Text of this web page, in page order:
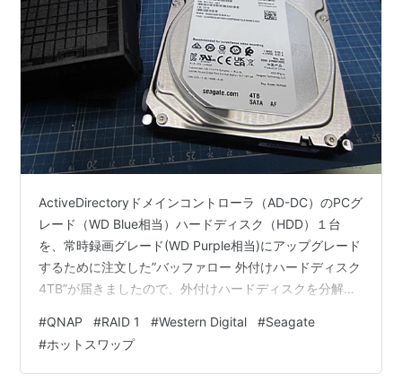
ActiveDirectoryドメインコントローラ（AD-DC）のPCグ
レード（WD Blue相当）ハードディスク（HDD）１台
を、常時録画グレード(WD Purple相当)にアップグレード
するために注文した”バッファロー 外付けハードディスク
4TB”が届きましたので、外付けハードディスクを分解し
態確認 2. HDD交換準備 3. 交換作業 出典・引用・備考 1.
ディスクの状態確認 まずは、AD-DCのRAID１を構成する
HDDの状態を確認しておきます。 ナビゲーション
#QNAP #RAID 1 #Western Digital #Seagate
#ホットスワップ